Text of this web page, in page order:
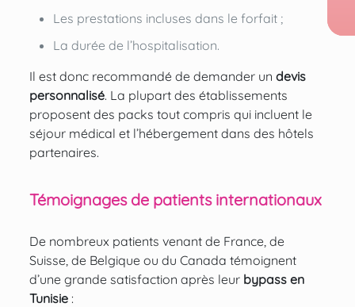
Les prestations incluses dans le forfait ;
La durée de l’hospitalisation.
Il est donc recommandé de demander un devis
personnalisé. La plupart des établissements
proposent des packs tout compris qui incluent le
séjour médical et l’hébergement dans des hôtels
partenaires.
Témoignages de patients internationaux
De nombreux patients venant de France, de
Suisse, de Belgique ou du Canada témoignent
d’une grande satisfaction après leur bypass en
Tunisie: